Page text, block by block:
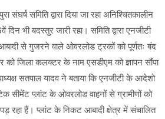
समिति द्वारा दिया जा रहा अनिश्चितकालीन
भी बदस्तुर जारी रहा। समिति द्वारा एनजीटी
से गुजरने वाले ओवरलोड ट्रकों को पूर्णतः बंद
को जिला कलक्टर के नाम एसडीएम को ज्ञापन सौंपा
सतपाल यादव ने बताया कि एनजीटी के आदेशो
सीमेंट प्लांट के ओवरलोड वाहनों से ग्रामीणों को
पड़ रहा हैं। प्लांट के निकट आबादी क्षेत्र में संचालित